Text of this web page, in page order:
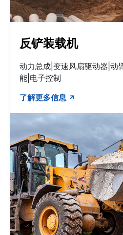
反铲装载机
动力总成|变速风扇驱动器|动
能|电子控制
了解更多信息